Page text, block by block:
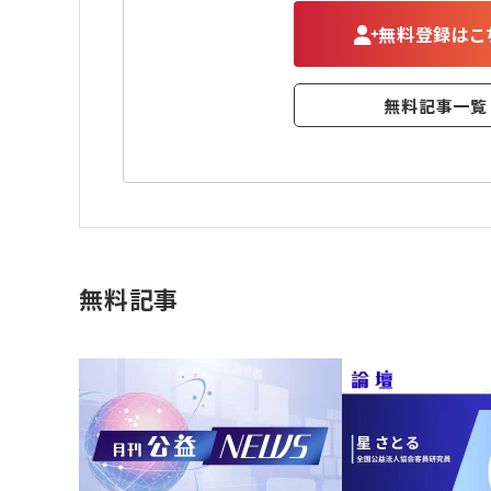
無料登録はこ
無料記事一覧
無料記事